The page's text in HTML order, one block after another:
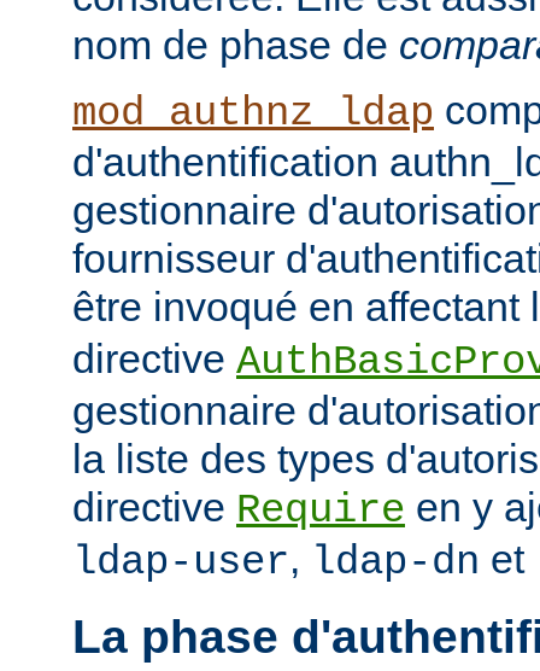
nom de phase de
mod_authnz_ldap
d'authentification
gestionnaire
fournisseur
être invoqué en
directive
gestionnaire
la liste des types
directive Require en y
ldap-user, ldap-dn et
La phase